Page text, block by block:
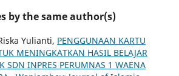
by the same author(s)
Yulianti, PENGGUNAAN KARTU
MENINGKATKAN HASIL BELAJAR
SDN INPRES PERUMNAS 1 WAENA